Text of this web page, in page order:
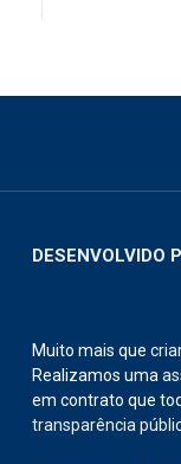
DESENVOLVIDO
Muito mais que
Realizamos uma
em contrato que
transparência